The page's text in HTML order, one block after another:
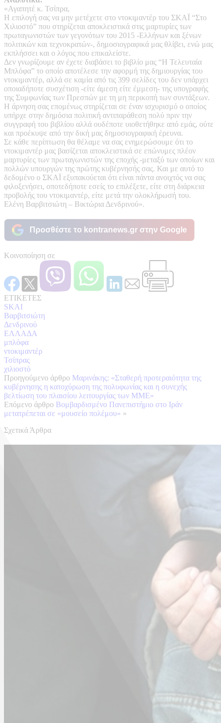
«Αγαπητέ κ. Τσίπρα,
Η επιλογή σας να μην μετέχετε στο ντοκιμαντέρ του ΣΚΑΪ “Στο
Χιλιοστό” που στηρίζεται αποκλειστικά στις μαρτυρίες των
πρωταγωνιστών των γεγονότων του 2015 -Ελλήνων και ξένων
πολιτικών και τεχνοκρατών-, δημοσιογραφικά μας θλίβει, ενώ μας
εκπλήσσει και ο λόγος που επικαλείστε.
Δεν γνωρίζουμε αν έχετε διαβάσει το βιβλίο μας “Η Τελευταία
Μπλόφα” το οποίο αποτέλεσε την αφορμή της δημιουργίας του
ντοκιμαντέρ, αλλά σε καμία από τις 399 σελίδες του δεν υπάρχει
οποιαδήποτε συσχέτιση -είτε άμεση είτε έμμεση- της υπογραφής
της Συμφωνίας των Πρεσπών με τη μη περικοπή των συντάξεων.
Η άρνηση σας επομένως στηρίζεται σε έναν ισχυρισμό ο οποίος
υπήρχε στην δημόσια πολιτική αντιπαράθεση πολύ πριν την
συγγραφή του βιβλίου αλλά ουδέποτε υιοθετήθηκε από εμάς, ούτε
και προέκυψε από την δική μας δημοσιογραφική έρευνα.
Σε κάθε περίπτωση θα θέλαμε να σας ενημερώσουμε ότι το
ντοκιμαντέρ μας βασίζεται αποκλειστικά σε επώνυμες πλέον
μαρτυρίες των πρωταγωνιστών της εποχής -μεταξύ των οποίων και
πολλών υπουργών της πρώτης κυβέρνησής σας. Και με αυτό το
δεδομένο ο ΣΚΑΪ εξυπακούεται ότι είναι πάντα ανοιχτός να σας
φιλοξενήσει, οποτεδήποτε εσείς το επιλέξετε, είτε στη διάρκεια
προβολής του ντοκιμαντέρ, είτε μετά την ολοκλήρωσή του.
Ελένη Βαρβιτσιώτη – Βικτώρια Δενδρινού».
Προσθέστε το kontranews.gr στην Google
Κοινοποίηση σε
ΕΤΙΚΕΤΕΣ
SKAI
Βαρβιτσιώτη
Δενδρινού
ΕΛΛΑΔΑ
μπλόφα
ντοκιμαντέρ
Τσίπρας
χιλιοστό
Προηγούμενο άρθρο Μαρινάκης: «Σταθερή προτεραιότητα της
κυβέρνησης η κατοχύρωση της πολυφωνίας και η συνεχής
βελτίωση του πλαισίου λειτουργίας των ΜΜΕ»
Επόμενο άρθρο Βομβαρδισμένο Πανεπιστήμιο στο Ιράν
μετατρέπεται σε «μουσείο πολέμου» »
Σχετικά Άρθρα